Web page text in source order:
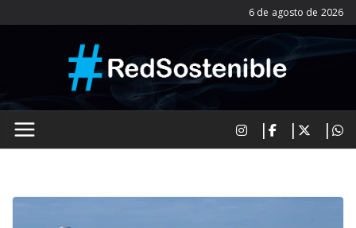
al
6 de agosto de 2026